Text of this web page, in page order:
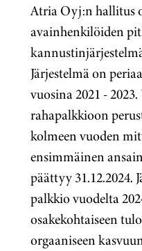
Atria Oyj:n hallitus
avainhenkilöiden
Järjestelmä on
vuosina 2021 -
rahapalkkioon
kolmeen vuoden
ensimmäinen
päättyy 31.12.2024.
palkkio vuodelta
osakekohtaiseen
orgaaniseen